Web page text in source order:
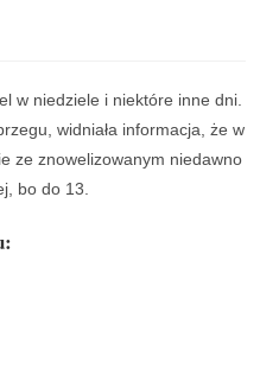
w niedziele i niektóre inne dni.
widniała informacja, że w
ze znowelizowanym niedawno
bo do 13.